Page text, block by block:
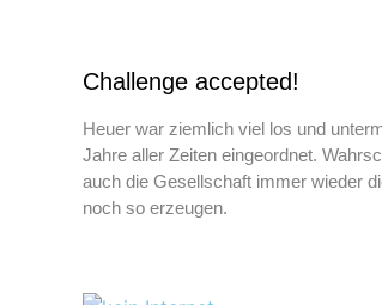
Challenge accepted!
Heuer war ziemlich viel los und
Jahre aller Zeiten eingeordnet.
auch die Gesellschaft immer wieder
noch so erzeugen.